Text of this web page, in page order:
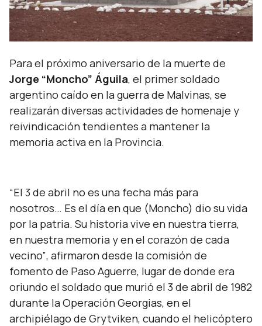
Para el próximo aniversario de la muerte de
Jorge “Moncho” Águila, el primer soldado
argentino caído en la guerra de Malvinas, se
realizarán diversas actividades de homenaje y
reivindicación tendientes a mantener la
memoria activa en la Provincia.
“El 3 de abril no es una fecha más para
nosotros… Es el día en que (Moncho) dio su vida
por la patria. Su historia vive en nuestra tierra,
en nuestra memoria y en el corazón de cada
vecino”, afirmaron desde la comisión de
fomento de Paso Aguerre, lugar de donde era
oriundo el soldado que murió el 3 de abril de 1982
durante la Operación Georgias, en el
archipiélago de Grytviken, cuando el helicóptero